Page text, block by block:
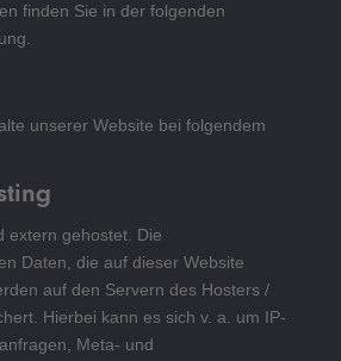
finden Sie in der folgenden
unserer Website bei folgendem
extern gehostet. Die
Daten, die auf dieser Website
auf den Servern des Hosters /
Hierbei kann es sich v. a. um IP-
Meta- und